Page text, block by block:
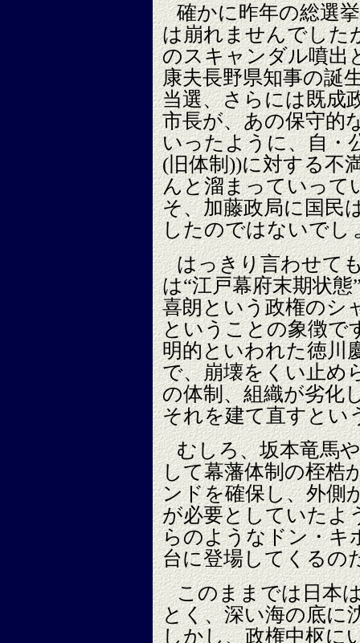
確かに昨年の総選
は崩れませんでした
のスキャンダル噴出
康夫長野県知事の誕
当選、さらには既成
市長が、あの保守的
いったように、自・
(旧体制))に対する不
んと溜まっていって
そ、加藤政局に国民
したのではないでし
はっきり言わせて
は“江戸幕府末期状
喜朗という政権のシ
ということの象徴で
明的といわれた徳川
で、崩壊をくい止め
の体制、組織が劣化
それを建て直すとい
むしろ、坂本竜馬
して幕藩体制の桎梏
ンドを確保し、外側
が必要としていたよ
らのようなドン・キ
台に登場してくるの
このままでは日本
とく、深い海の底に
しかし、政権中枢に